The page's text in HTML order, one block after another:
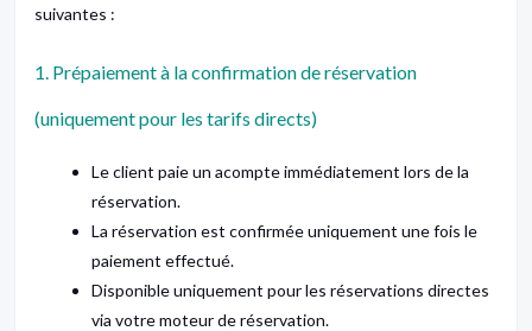
suivantes :
1. Prépaiement à la confirmation de réservation
(uniquement pour les tarifs directs)
Le client paie un acompte immédiatement lors de la
réservation.
La réservation est confirmée uniquement une fois le
paiement effectué.
Disponible uniquement pour les réservations directes
via votre moteur de réservation.